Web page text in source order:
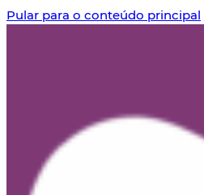
Pular para o conteúdo principal